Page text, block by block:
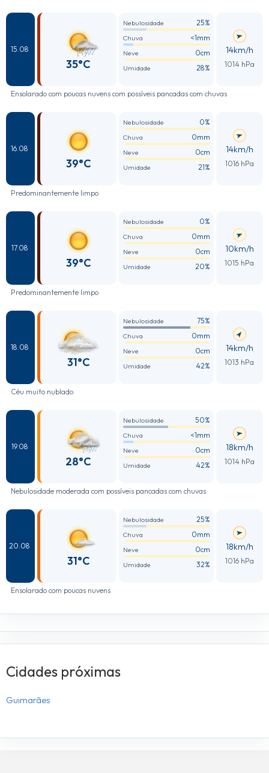
15.08
35°C
Nebulosidade 25%
Chuva <1mm
Neve 0cm
Umidade 28%
14km/h
1014 hPa
Ensolarado com poucas nuvens com possíveis pancadas com chuvas
16.08
39°C
Nebulosidade 0%
Chuva 0mm
Neve 0cm
Umidade 21%
14km/h
1016 hPa
Predominantemente limpo
17.08
39°C
Nebulosidade 0%
Chuva 0mm
Neve 0cm
Umidade 20%
10km/h
1015 hPa
Predominantemente limpo
18.08
31°C
Nebulosidade 75%
Chuva 0mm
Neve 0cm
Umidade 42%
14km/h
1013 hPa
Céu muito nublado
19.08
28°C
Nebulosidade 50%
Chuva <1mm
Neve 0cm
Umidade 42%
18km/h
1014 hPa
Nebulosidade moderada com possíveis pancadas com chuvas
20.08
31°C
Nebulosidade 25%
Chuva 0mm
Neve 0cm
Umidade 32%
18km/h
1016 hPa
Ensolarado com poucas nuvens
Cidades próximas
Guimarães